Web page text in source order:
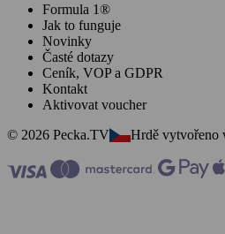
Formula 1®
Jak to funguje
Novinky
Časté dotazy
Ceník, VOP a GDPR
Kontakt
Aktivovat voucher
© 2026 Pecka.TV
Hrdě vytvořeno